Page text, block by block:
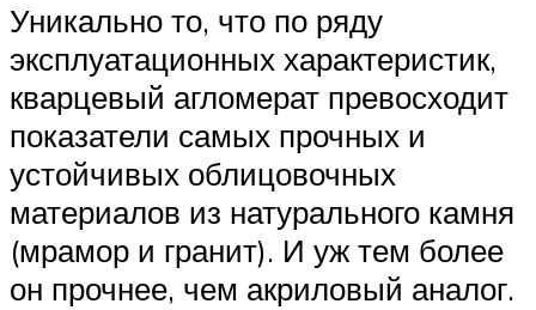
Уникально то, что по ряду
эксплуатационных характеристик,
кварцевый агломерат превосходит
показатели самых прочных и
устойчивых облицовочных
материалов из натурального камня
(мрамор и гранит). И уж тем более
он прочнее, чем акриловый аналог.